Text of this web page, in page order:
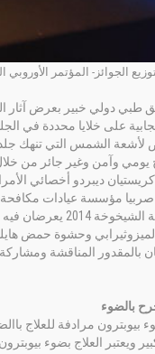
الجوائز- المؤتمر
طبي دولي خبير بعرض آثار
على خلايا محددة في
لأشعة الشمس التي تنهك جلد
وغير جائر من خلال التعرض فترة 10 دقائق لأشعة بيوبترون وذلك للتخلص
كريستيان ديبردو أخصائي
صربيا مؤسسة عيادات مكافحة
ومكافحة
وحشوة حمض
بالمقدور المناقشة ومشاركة
بالضوء
ويعتبر العلاج بضوء